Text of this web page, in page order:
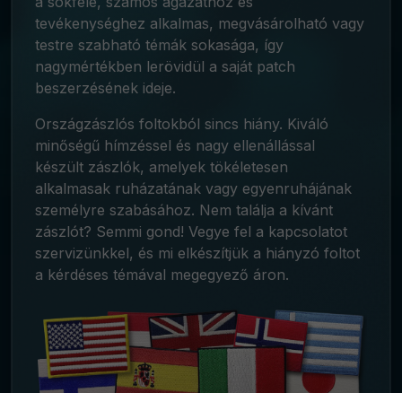
tevékenységhez alkalmas, megvásárolható vagy
testre szabható témák sokasága, így
nagymértékben lerövidül a saját patch
beszerzésének ideje.
Országzászlós foltokból sincs hiány. Kiváló
minőségű hímzéssel és nagy ellenállással
készült zászlók, amelyek tökéletesen
alkalmasak ruházatának vagy egyenruhájának
személyre szabásához. Nem találja a kívánt
zászlót? Semmi gond! Vegye fel a kapcsolatot
szervizünkkel, és mi elkészítjük a hiányzó foltot
a kérdéses témával megegyező áron.